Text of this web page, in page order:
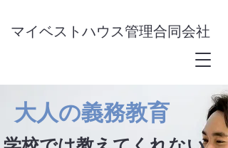
​マイベストハウス管理合同会社
大人の義務教育​